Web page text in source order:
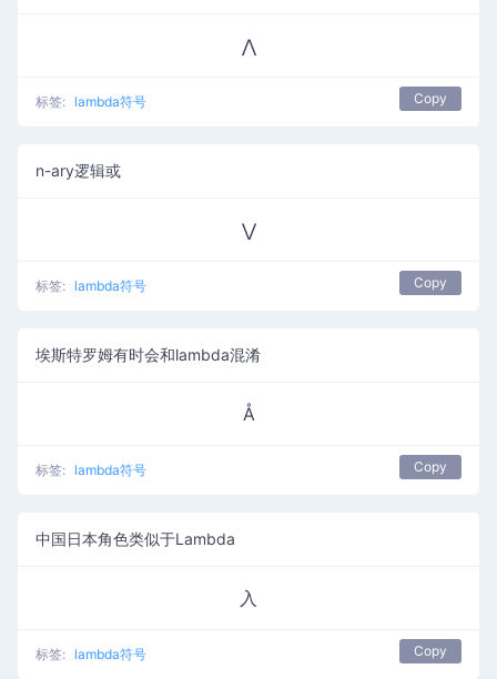
⋀
标签: lambda符号 Copy
n-ary逻辑或
⋁
标签: lambda符号 Copy
埃斯特罗姆有时会和lambda混淆
Å
标签: lambda符号 Copy
中国日本角色类似于Lambda
入
标签: lambda符号 Copy